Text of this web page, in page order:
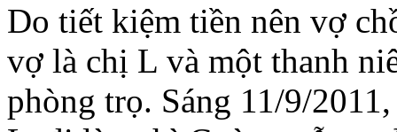
Do tiết kiệm tiền nên vợ
vợ là chị L và một thanh
phòng trọ. Sáng 11/9/